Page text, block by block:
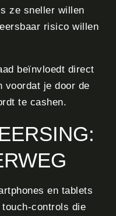
ze sneller willen
risico willen
beïnvloedt direct
voordat je door de
te cashen.
en tablets
controls die